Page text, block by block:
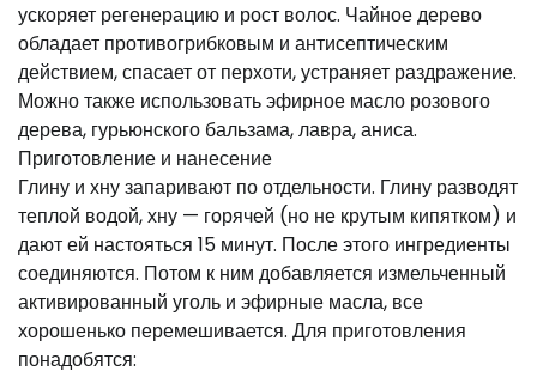
ускоряет регенерацию и рост волос. Чайное дерево
обладает противогрибковым и антисептическим
действием, спасает от перхоти, устраняет раздражение.
Можно также использовать эфирное масло розового
дерева, гурьюнского бальзама, лавра, аниса.
Приготовление и нанесение
Глину и хну запаривают по отдельности. Глину разводят
теплой водой, хну — горячей (но не крутым кипятком) и
дают ей настояться 15 минут. После этого ингредиенты
соединяются. Потом к ним добавляется измельченный
активированный уголь и эфирные масла, все
хорошенько перемешивается. Для приготовления
понадобятся: